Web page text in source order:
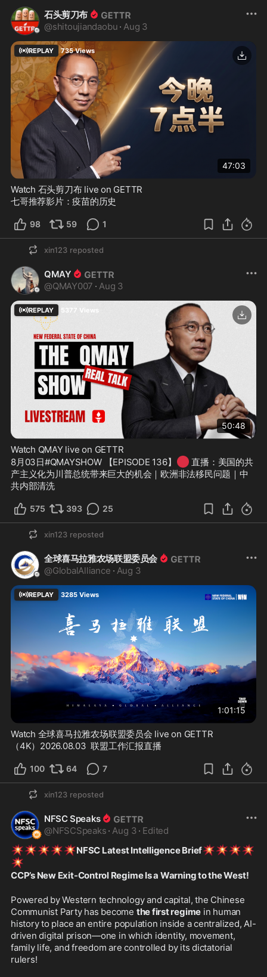
石头剪刀布
@shitoujiandaobu · Aug 3
Watch 石头剪刀布 live on GETTR
七哥推荐影片：疫苗的历史
REPLAY 735Views
47:03
98 59 1
xin123 reposted
QMAY
@QMAY007 · Aug 3
Watch QMAY live on GETTR
8月03日#QMAYSHOW 【EPISODE 136】 🔴 直播：美国的共
产主义化为川普总统带来巨大的机会｜欧洲非法移民问题｜中
共内部清洗
REPLAY 5377 Views
50:48
575 393 25
xin123 reposted
全球喜马拉雅农场联盟委员会
@GlobalAlliance · Aug 3
Watch 全球喜马拉雅农场联盟委员会 live on GETTR
（4K）2026.08.03  联盟工作汇报直播
REPLAY 3285 Views
1:01:15
100 64 7
xin123 reposted
NFSC Speaks
@NFSCSpeaks · Aug 3 · Edited
💥💥💥💥💥NFSC Latest Intelligence Brief💥💥💥💥
💥
CCP’s New Exit-Control Regime Is a Warning to the West!
Powered by Western technology and capital, the Chinese
Communist Party has become the first regime in human
history to place an entire population inside a centralized, AI-
driven digital prison—one in which identity, movement,
family life, and freedom are controlled by its dictatorial
rulers!